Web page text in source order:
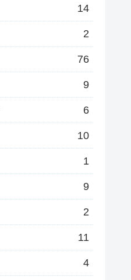
14
2
76
9
6
10
1
9
2
11
4